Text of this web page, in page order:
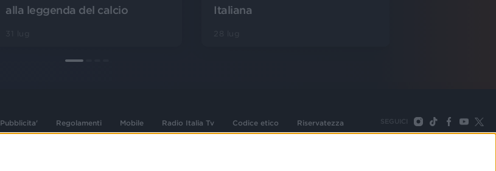
alla leggenda del calcio
Italiana
Pubblicita' Regolamenti Mobile Radio Italia Tv Codice etico Riservatezza SEGUICI